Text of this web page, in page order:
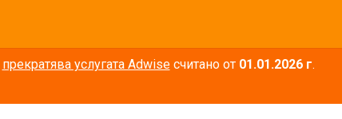
прекратява услугата Adwiseсчитано от 01.01.2026 г.